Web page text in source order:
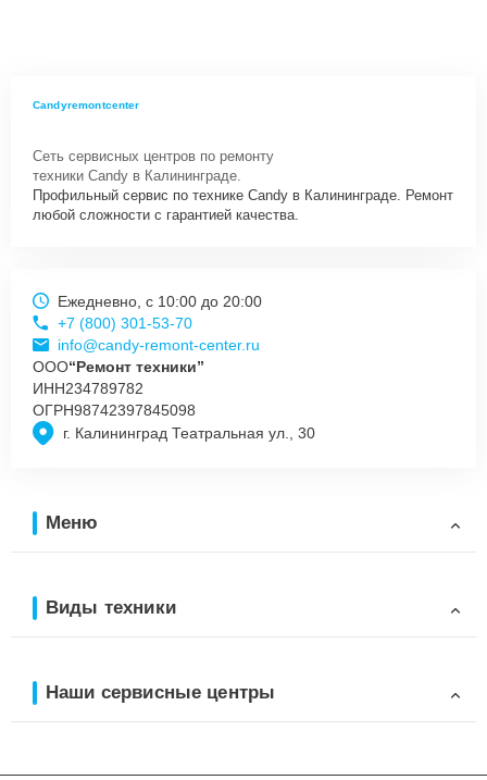
Candyremontcenter
Сеть сервисных центров по ремонту
техники Candy в Калининграде.
Профильный сервис по технике Candy в Калининграде. Ремонт
любой сложности с гарантией качества.
г. Калининград Театральная ул., 30
Ежедневно, с 10:00 до 20:00
+7 (800) 301-53-70
info@candy-remont-center.ru
ООО“Ремонт техники”
ИНН234789782
ОГРН98742397845098
Меню
Виды техники
Наши сервисные центры